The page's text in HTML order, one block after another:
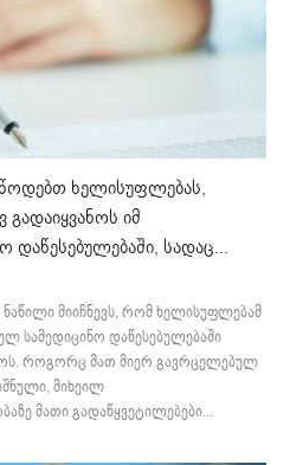
ხელისუფლებას,
გადაიყვანოს იმ
სადაც...
მიიჩნევს, რომ ხელისუფლებამ
სამედიცინო დაწესებულებაში
როგორც მათ მიერ გავრცელებულ
მიხეილ
მათი გადაწყვეტილებები...